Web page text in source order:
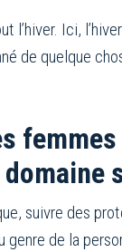
Ici,
de quelque
suivre des
de la